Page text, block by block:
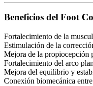
Beneficios del Foot
Fortalecimiento de la
Estimulación de la
Mejora de la propiocepción
Fortalecimiento del arco
Mejora del equilibrio y
Conexión biomecánica